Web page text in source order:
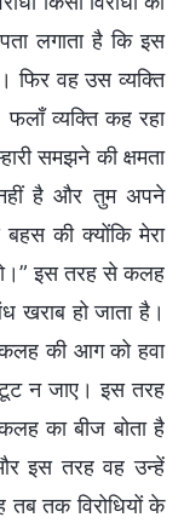
लगाता है कि इस
फिर वह उस व्यक्ति
व्यक्ति कह रहा
समझने की क्षमता
है और तुम अपने
की क्योंकि मेरा
इस तरह से कलह
खराब हो जाता है।
की आग को हवा
टूट न जाए। इस तरह
का बीज बोता है
इस तरह वह उन्हें
तक विरोधियों के